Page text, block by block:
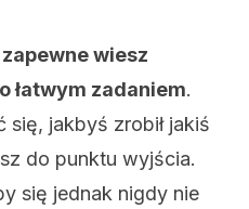
wiesz
łatwym zadaniem.
się, jakbyś zrobił jakiś
do punktu wyjścia.
się jednak nigdy nie